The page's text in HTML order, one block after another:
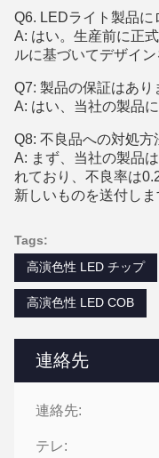
連絡先
連絡先:
テレ:
Q6. LEDライト製品に
A: はい。生産前に正
ルに基づいてデザイ
Q7: 製品の保証はあり
A: はい、当社の製品
Q8: 不良品への対処方
A: まず、当社の製品
れており、不良率は
新しいものを送付しま
Tags:
高演色性 LED チップ
高演色性 LED COB